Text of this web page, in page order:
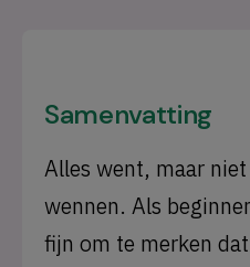
Samenvatting
Alles went, maar
wennen. Als
fijn om te merken